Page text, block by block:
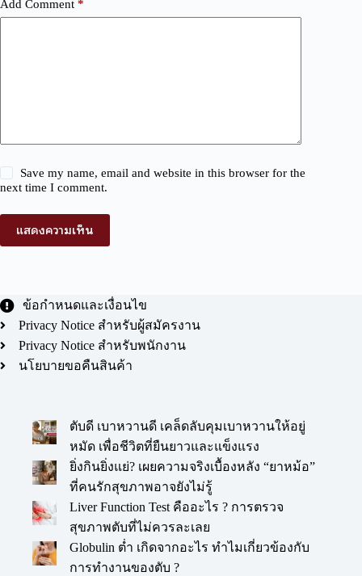
Add Comment *
Save my name, email and website in this browser for the
next time I comment.
แสดงความเห็น
ข้อกำหนดและเงื่อนไข
Privacy Notice สำหรับผู้สมัครงาน
Privacy Notice สำหรับพนักงาน
นโยบายขอคืนสินค้า
ตับดี เบาหวานดี เคล็ดลับคุมเบาหวานให้อยู่
หมัด เพื่อชีวิตที่ยืนยาวและแข็งแรง
ยิ่งกินยิ่งแย่? เผยความจริงเบื้องหลัง “ยาหม้อ”
ที่คนรักสุขภาพอาจยังไม่รู้
Liver Function Test คืออะไร ? การตรวจ
สุขภาพตับที่ไม่ควรละเลย
Globulin ต่ำ เกิดจากอะไร ทำไมเกี่ยวข้องกับ
การทำงานของตับ ?